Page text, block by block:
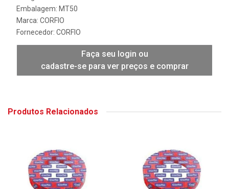
Embalagem: MT50
Marca: CORFIO
Fornecedor: CORFIO
Faça seu login ou
cadastre-se para ver preços e comprar
Produtos Relacionados